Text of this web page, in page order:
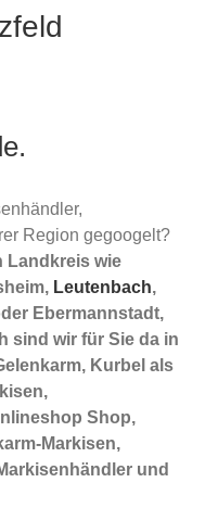
Region gegoogelt?
Landkreis wie
Leutenbach,
Ebermannstadt,
sind wir für Sie da in
Kurbel als
Shop,
Markisen,
und